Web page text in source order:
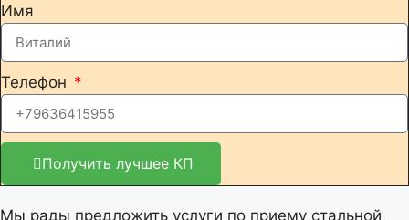
Имя
Телефон
Получить лучшее КП
Мы рады предложить услуги по приему стальной